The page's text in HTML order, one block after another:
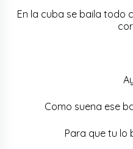
En la cuba se baila todo
Como suena ese
Para que tu lo